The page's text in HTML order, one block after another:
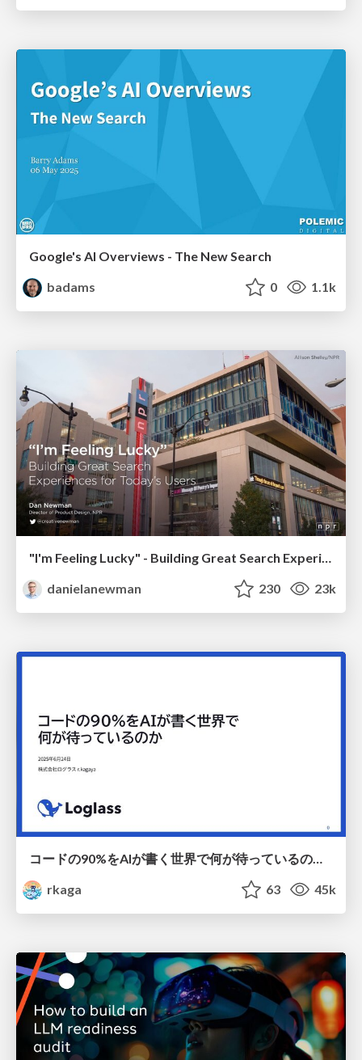
Google's AI Overviews - The New Search
badams
0 1.1k
"I'm Feeling Lucky" - Building Great Search Experiences for Today's Users (#IAC19)
danielanewman
230 23k
コードの90%をAIが書く世界で何が待っているのか / What awaits us in a world where 90% of the code is written by AI
rkaga
63 45k